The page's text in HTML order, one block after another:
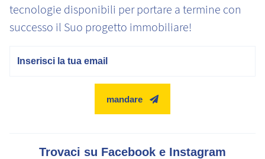
tecnologie disponibili per portare a termine con
successo il Suo progetto immobiliare!
mandare
Trovaci su Facebook e Instagram